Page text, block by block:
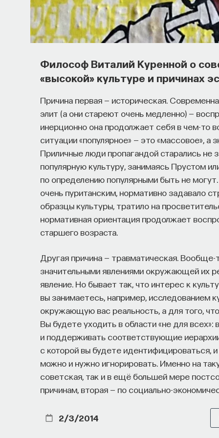
Философ Виталий Куренной о
«высокой» культуре и причинах
Причина первая — историческая.
элит (а они стареют очень медленно) —
инерционно она продолжает себя в чем-то
ситуации «популярное» — это «массовое», а
Приличные люди пропагандой старались не
популярную культуру, занимаясь Прустом
по определению популярными быть не
очень пуританским, нормативно задавало
образцы культуры, тратило на
нормативная ориентация продолжает
старшего возраста.
Другая причина — травматическая.
значительными явлениями окружающей их
явление. Но бывает так, что интерес к
вы занимаетесь, например, исследованием
окружающую вас реальность, а для того,
Вы будете уходить в области «не для всех»:
и поддерживать соответствующие
с которой вы будете идентифицироваться,
можно и нужно игнорировать. Именно на
советская, так и в ещё большей мере
причинам, вторая — по социально-
2/3/2014
Основатель ПостНауки Ивар
поможет найти свою нишу в
изменил медийное пространство на русском
компаниюNaukka, помогающую учёным и
Naukka Talents, рекрутинговое агентство,
работать в глобальных инновационных
В ходе работы с научным сообществом Ивар
индустрии испытывают кадровый голод,
Исследование аудитории ПостНауки
проекта имеют STEM-образование, при этом
в инновационных компаниях, но не знают, с
Специалисты сталкиваются с тремя
Недостаток информации о глобальных
Непрозрачные механизмы в
трудоустройства​;
Стереотипы не позволяют
Что такое Naukka Talents
Naukka Talents— это не просто
поддержки специалистов на пути к карьере
помогает преодолеть существующие
и прямые связи с компаниями,
Сервис создан для всех, кто хочет найти
Учёных, инженеров и исследователей